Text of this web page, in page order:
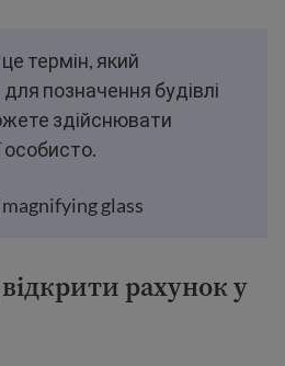
це термін, який
позначення будівлі
здійснювати
особисто.
рахунок у